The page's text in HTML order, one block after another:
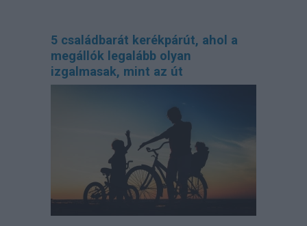
5 családbarát kerékpárút, ahol a
megállók legalább olyan
izgalmasak, mint az út